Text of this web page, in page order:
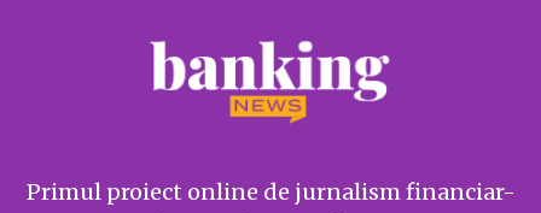
Primul proiect online de jurnalism financiar-